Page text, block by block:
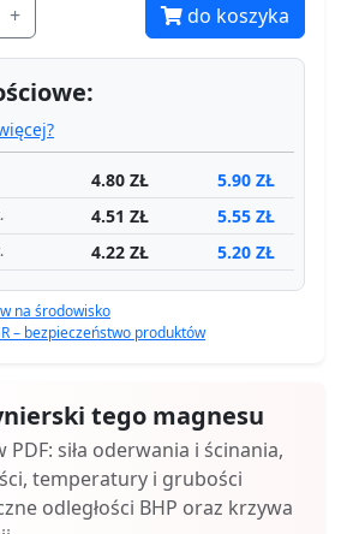
+ do koszyka
4.80 ZŁ 5.90 ZŁ
4.51 ZŁ 5.55 ZŁ
4.22 ZŁ 5.20 ZŁ
na środowisko
– bezpieczeństwo produktów
tego magnesu
PDF: siła oderwania i ścinania,
temperatury i grubości
odległości BHP oraz krzywa